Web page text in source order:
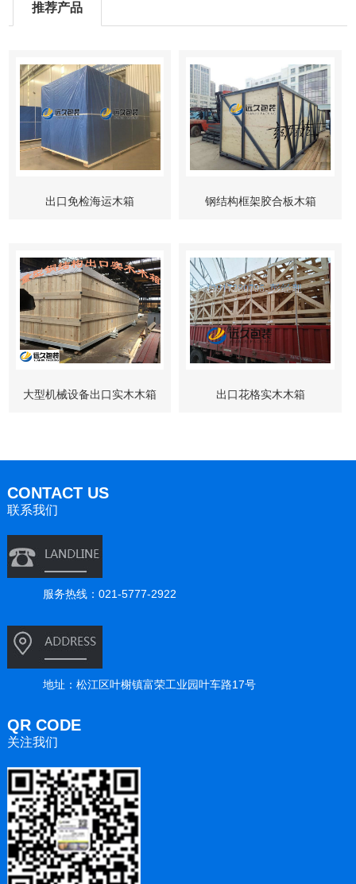
推荐产品
出口免检海运木箱 钢结构框架胶合板木箱
大型机械设备出口实木木箱 出口花格实木木箱
CONTACT US
联系我们
服务热线：021-5777-2922
地址：松江区叶榭镇富荣工业园叶车路17号
QR CODE
关注我们